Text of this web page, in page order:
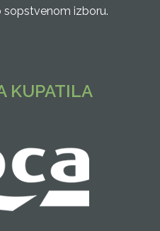
sopstvenom izboru.
KUPATILA